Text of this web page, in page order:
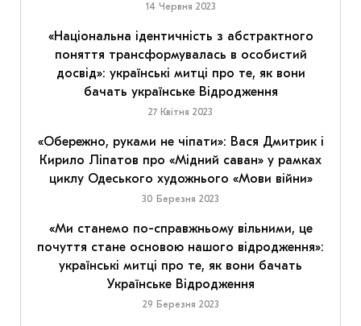
14 Червня 2023
«Національна ідентичність з абстрактного
поняття трансформувалась в особистий
досвід»: українські митці про те, як вони
бачать українське Відродження
27 Квітня 2023
«Обережно, руками не чіпати»: Вася Дмитрик і
Кирило Ліпатов про «Мідний саван» у рамках
циклу Одеського художнього «Мови війни»
30 Березня 2023
«Ми станемо по-справжньому вільними, це
почуття стане основою нашого відродження»:
українські митці про те, як вони бачать
Українське Відродження
29 Березня 2023